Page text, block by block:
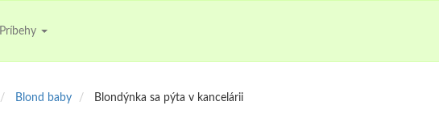
Príbehy
Blond baby Blondýnka sa pýta v kancelárii